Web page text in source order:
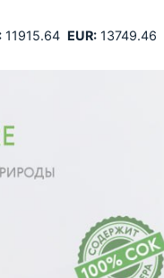
11915.64 EUR:13749.46